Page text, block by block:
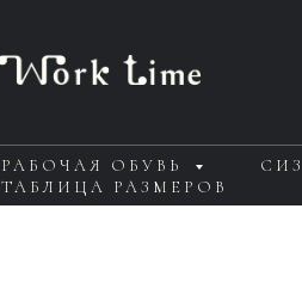
РАБОЧАЯ ОБУВЬ СИЗ
ТАБЛИЦА РАЗМЕРОВ